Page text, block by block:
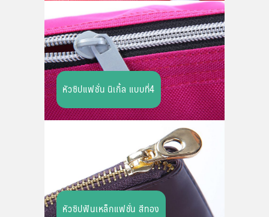
หัวซิปแฟชั่น นิเกิ้ล แบบที่4
หัวซิปฟันเหล็กแฟชั่น สีทอง